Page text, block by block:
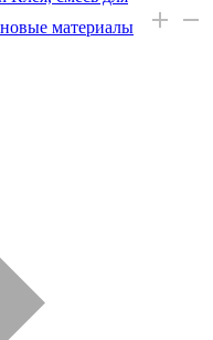
материалы